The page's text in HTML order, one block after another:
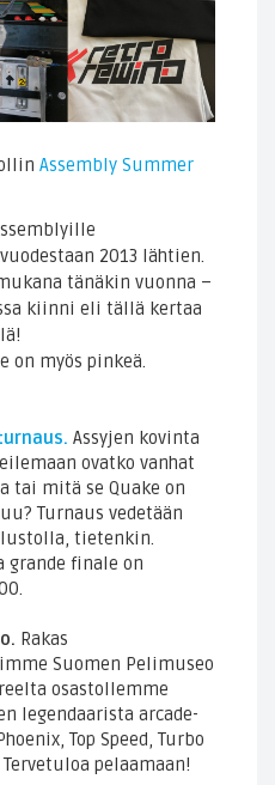
Assembly Summer
2013 lähtien.
tänäkin vuonna –
kiinni eli tällä kertaa
on myös pinkeä.
Assyjen kovinta
ovatko vanhat
tai mitä se Quake on
Turnaus vedetään
tietenkin.
grande finale on
Rakas
Suomen Pelimuseo
osastollemme
legendaarista arcade-
Top Speed, Turbo
pelaamaan!